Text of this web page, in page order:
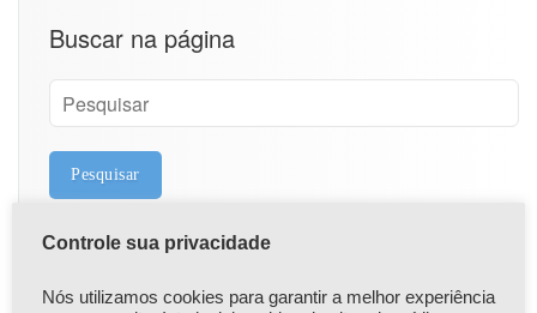
Buscar na página
Controle sua privacidade
Nós utilizamos cookies para garantir a melhor experiência